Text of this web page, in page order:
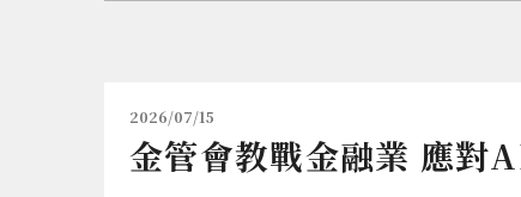
2026/07/15
金管會教戰金融業 應對